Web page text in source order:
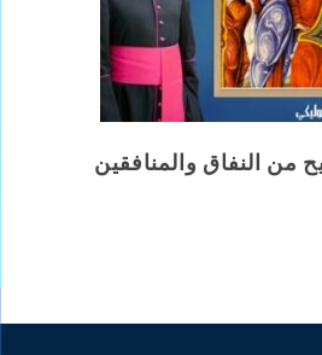
من النفاق والمنافقين